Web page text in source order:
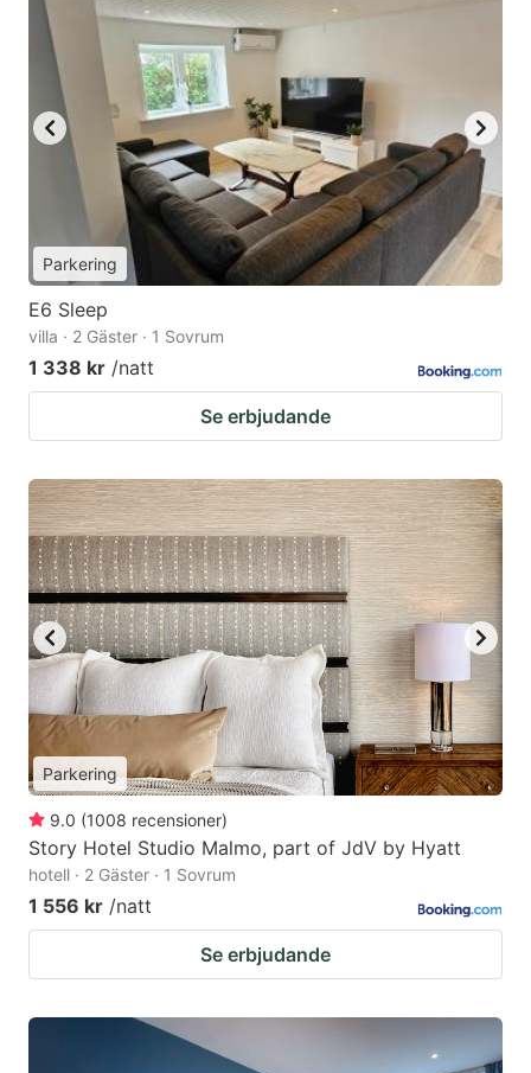
Parkering
E6 Sleep
villa · 2 Gäster · 1 Sovrum
1 338 kr /natt
Se erbjudande
Parkering
9.0 (1008 recensioner)
Story Hotel Studio Malmo, part of JdV by Hyatt
hotell · 2 Gäster · 1 Sovrum
1 556 kr /natt
Se erbjudande